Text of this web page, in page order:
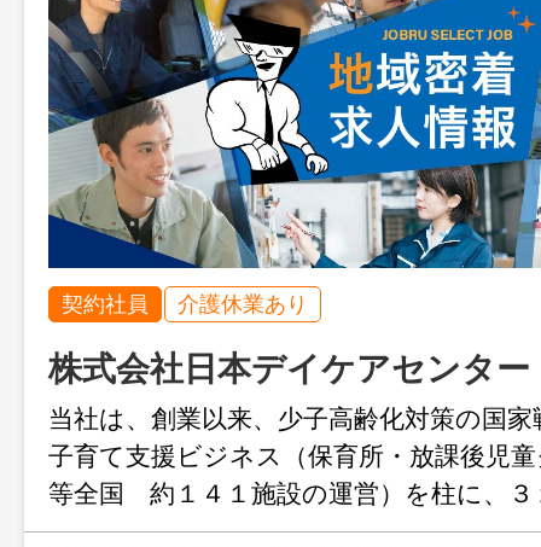
契約社員 介護休業あり
株式会社日本デイケアセンター
当社は、創業以来、少子高齢化対策の国
子育て支援ビジネス（保育所・放課後児
等全国 約１４１施設の運営）を柱に、３
益を達成。今後、次世代モデルにシフト